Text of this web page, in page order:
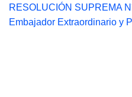
RESOLUCIÓN SUPREMA
Embajador Extraordinario y